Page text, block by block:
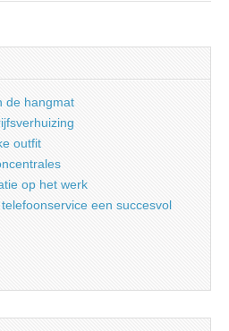
de hangmat
outfit
op het werk
een succesvol